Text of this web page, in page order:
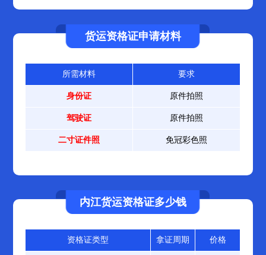
货运资格证申请材料
所需材料 要求
身份证 原件拍照
驾驶证 原件拍照
二寸证件照 免冠彩色照
内江货运资格证多少钱
资格证类型 拿证周期 价格